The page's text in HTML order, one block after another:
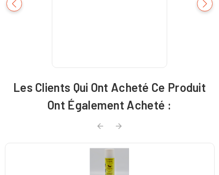
Les Clients Qui Ont Acheté Ce Produit
Ont Également Acheté :
 